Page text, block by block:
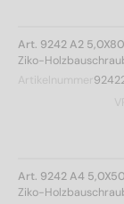
Art. 9242 A2
Ziko-
Artikelnummer
Art. 9242 A4
Ziko-